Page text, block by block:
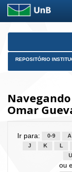
Skip
REPOSITÓRIO
Omar
Ir para: 0-9 A
J
K L
U
ou